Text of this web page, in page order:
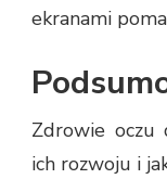
ekranami
Zdrowie oczu
ich rozwoju i